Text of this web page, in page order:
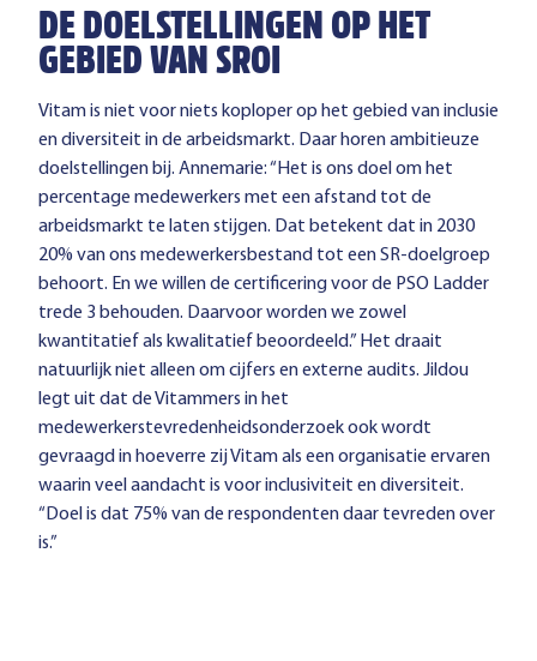
DE DOELSTELLINGEN OP HET
GEBIED VAN SROI
Vitam is niet voor niets koploper op het gebied van inclusie
en diversiteit in de arbeidsmarkt. Daar horen ambitieuze
doelstellingen bij. Annemarie: “Het is ons doel om het
percentage medewerkers met een afstand tot de
arbeidsmarkt te laten stijgen. Dat betekent dat in 2030
20% van ons medewerkersbestand tot een SR-doelgroep
behoort. En we willen de certificering voor de PSO Ladder
trede 3 behouden. Daarvoor worden we zowel
kwantitatief als kwalitatief beoordeeld.” Het draait
natuurlijk niet alleen om cijfers en externe audits. Jildou
legt uit dat de Vitammers in het
medewerkerstevredenheidsonderzoek ook wordt
gevraagd in hoeverre zij Vitam als een organisatie ervaren
waarin veel aandacht is voor inclusiviteit en diversiteit.
“Doel is dat 75% van de respondenten daar tevreden over
is.”